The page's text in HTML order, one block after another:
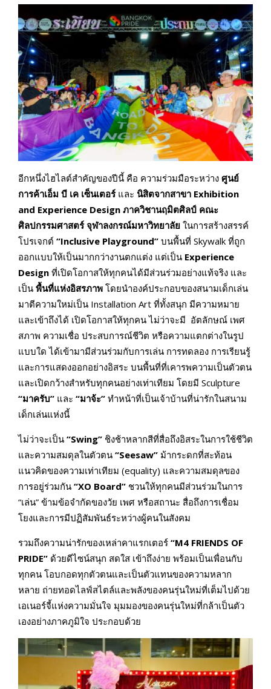
อีกหนึ่งไฮไลต์สำคัญของปีนี้ คือ ความร่วมมือระหว่าง ศูนย์
การค้าเอ็ม บี เค เซ็นเตอร์และ นิสิตจากสาขา Exhibition
and Experience Design ภาควิชานฤมิตศิลป์ คณะ
ศิลปกรรมศาสตร์ จุฬาลงกรณ์มหาวิทยาลัย ในการสร้างสรรค์
โปรเจกต์ “Inclusive Playground” บนพื้นที่ Skywalk ที่ถูก
ออกแบบให้เป็นมากกว่างานตกแต่ง แต่เป็น Experience
Design ที่เปิดโอกาสให้ทุกคนได้มีส่วนร่วมอย่างแท้จริง และ
เป็น พื้นที่แห่งอิสรภาพ โดยนำองค์ประกอบของสนามเด็กเล่น
มาตีความใหม่เป็น Installation Art ที่ทั้งสนุก มีความหมาย
และเข้าถึงได้ เปิดโอกาสให้ทุกคน ไม่ว่าจะมี อัตลักษณ์ เพศ
สภาพ ความเชื่อ ประสบการณ์ชีวิต หรือความแตกต่างในรูป
แบบใด ได้เข้ามามีส่วนร่วมกับการเล่น การทดลอง การเรียนรู้
และการแสดงออกอย่างอิสระ บนพื้นที่ที่เคารพความเป็นตัวตน
และเปิดกว้างสำหรับทุกคนอย่างเท่าเทียม โดยมี Sculpture
“มาครับ” และ “มาจ้ะ” ทำหน้าที่เป็นเจ้าบ้านที่น่ารักในสนาม
เด็กเล่นแห่งนี้
ไม่ว่าจะเป็น “Swing” ชิงช้าหลากสีที่สื่อถึงอิสระในการใช้ชีวิต
และความสมดุลในตัวตน “Seesaw” ม้ากระดกที่สะท้อน
แนวคิดของความเท่าเทียม (equality) และความสมดุลของ
การอยู่ร่วมกัน “XO Board” ชวนให้ทุกคนมีส่วนร่วมในการ
“เล่น” ข้ามข้อจำกัดของวัย เพศ หรือสถานะ สื่อถึงการเชื่อม
โยงและการมีปฏิสัมพันธ์ระหว่างผู้คนในสังคม
รวมถึงความน่ารักของเหล่าคาแรกเตอร์ “M4 FRIENDS OF
PRIDE” ด้วยดีไซน์สนุก สดใส เข้าถึงง่าย พร้อมเป็นเพื่อนกับ
ทุกคน โอบกอดทุกตัวตนและเป็นตัวแทนของความหลาก
หลาย ถ่ายทอดไลฟ์สไตล์และพลังของคนรุ่นใหม่ที่เต็มไปด้วย
เอเนอร์จี้แห่งความมั่นใจ มุมมองของคนรุ่นใหม่ที่กล้าเป็นตัว
เองอย่างภาคภูมิใจ ประกอบด้วย